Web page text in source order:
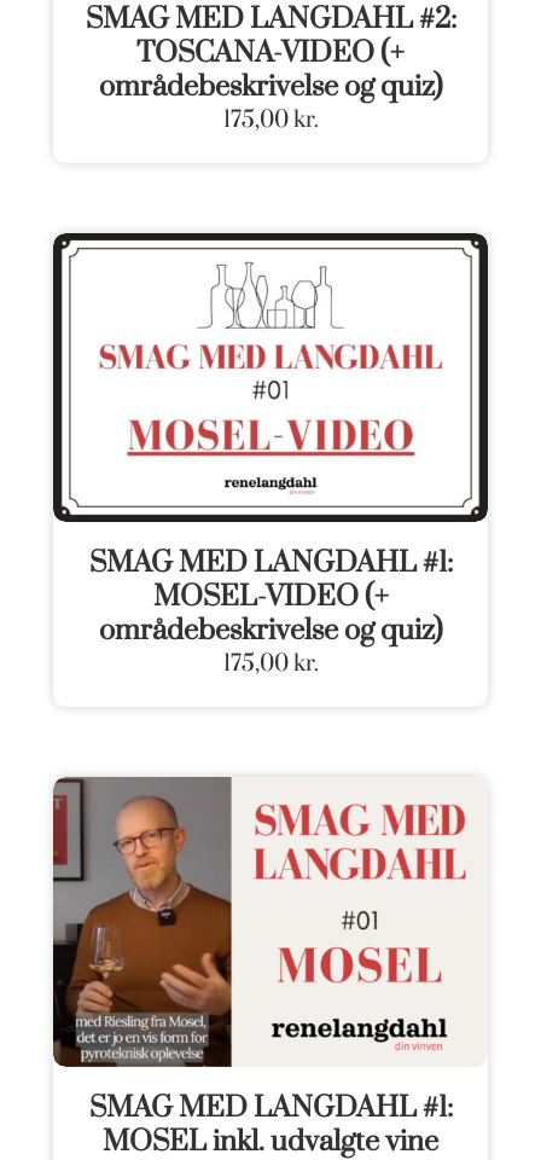
SMAG MED LANGDAHL #2:
TOSCANA-VIDEO (+
områdebeskrivelse og quiz)
175,00kr.
SMAG MED LANGDAHL #1:
MOSEL-VIDEO (+
områdebeskrivelse og quiz)
175,00kr.
SMAG MED LANGDAHL #1:
MOSEL inkl. udvalgte vine